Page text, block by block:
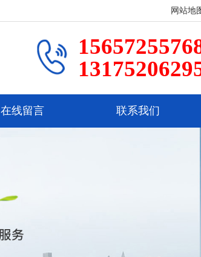
网站地
在线留言 联系我们